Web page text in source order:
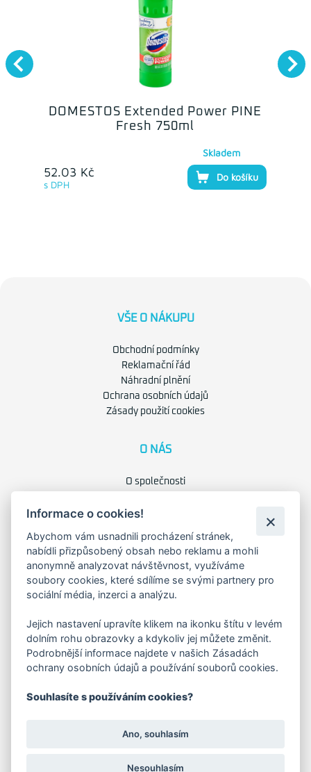
DOMESTOS Extended Power PINE
Fresh 750ml
52.03 Kč
s DPH
Skladem
Do košíku
VŠE O NÁKUPU
Obchodní podmínky
Reklamační řád
Náhradní plnění
Ochrana osobních údajů
Zásady použití cookies
O NÁS
O společnosti
Kontakty
FAKTURAČNÍ ADRESA
Družstevní 1394/12
Praha 4 - Nusle, 140 00
IČO: 28404009
KORESP. ADRESA A SKLAD
Lutopecny 159 (areál bývalého ZD)
Kroměříž, 767 01
Informace o cookies!
Abychom vám usnadnili procházení stránek,
nabídli přizpůsobený obsah nebo reklamu a mohli
anonymně analyzovat návštěvnost, využíváme
soubory cookies, které sdílíme se svými partnery pro
sociální média, inzerci a analýzu.
Jejich nastavení upravíte klikem na ikonku štítu v levém
dolním rohu obrazovky a kdykoliv jej můžete změnit.
Podrobnější informace najdete v našich Zásadách
ochrany osobních údajů a používání souborů cookies.
Souhlasíte s používáním cookies?
Ano, souhlasím
Nesouhlasím